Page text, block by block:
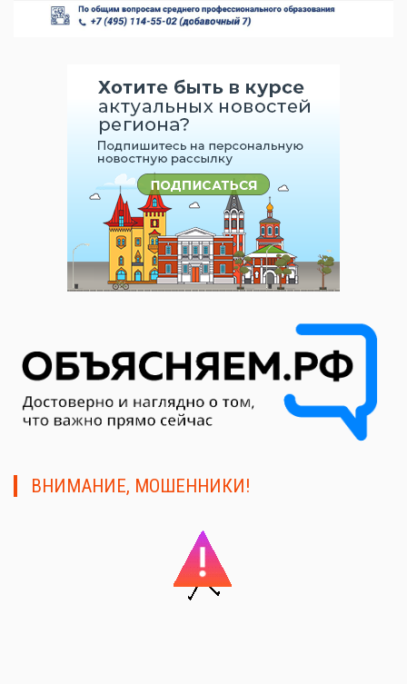
ВНИМАНИЕ, МОШЕННИКИ!